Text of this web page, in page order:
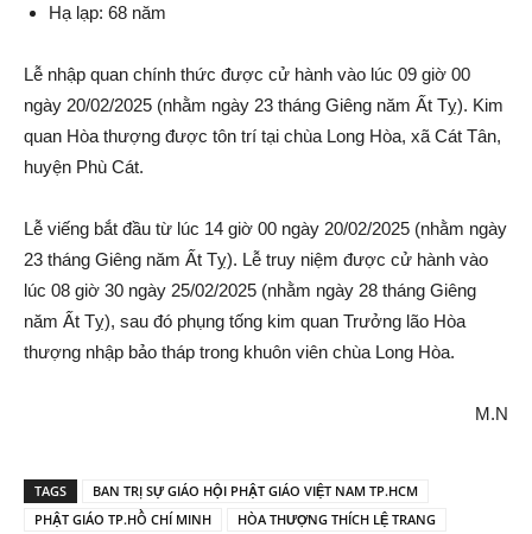
Hạ lạp: 68 năm
Lễ nhập quan chính thức được cử hành vào lúc 09 giờ 00
ngày 20/02/2025 (nhằm ngày 23 tháng Giêng năm Ất Tỵ). Kim
quan Hòa thượng được tôn trí tại chùa Long Hòa, xã Cát Tân,
huyện Phù Cát.
Lễ viếng bắt đầu từ lúc 14 giờ 00 ngày 20/02/2025 (nhằm ngày
23 tháng Giêng năm Ất Tỵ). Lễ truy niệm được cử hành vào
lúc 08 giờ 30 ngày 25/02/2025 (nhằm ngày 28 tháng Giêng
năm Ất Tỵ), sau đó phụng tống kim quan Trưởng lão Hòa
thượng nhập bảo tháp trong khuôn viên chùa Long Hòa.
M.N
TAGS
BAN TRỊ SỰ GIÁO HỘI PHẬT GIÁO VIỆT NAM TP.HCM
PHẬT GIÁO TP.HỒ CHÍ MINH
HÒA THƯỢNG THÍCH LỆ TRANG